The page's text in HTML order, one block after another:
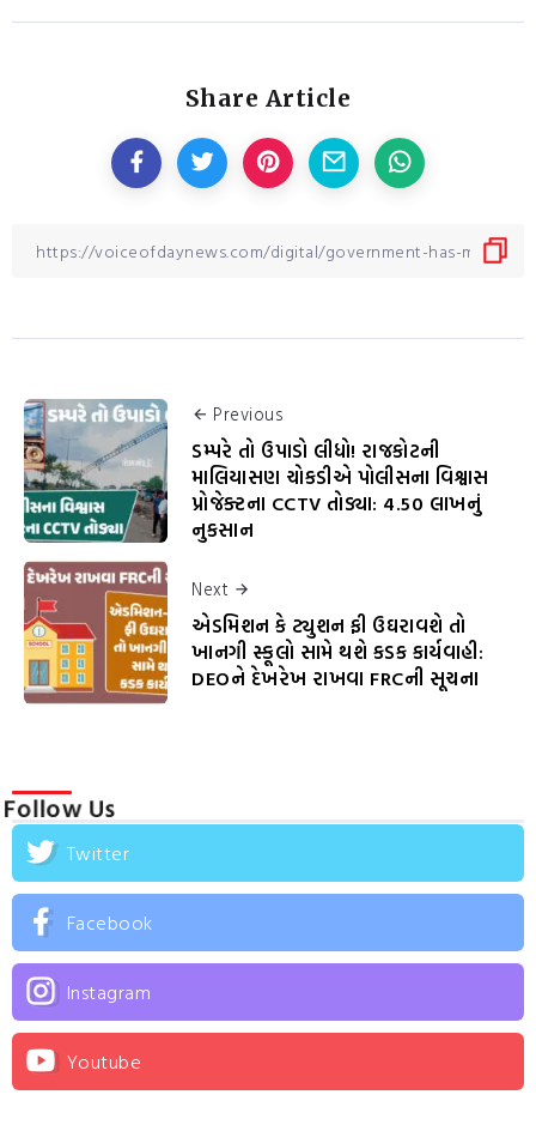
Share Article
Previous
ડમ્પરે તો ઉપાડો લીધો! રાજકોટની
માલિયાસણ ચોકડીએ પોલીસના વિશ્વાસ
પ્રોજેક્ટના CCTV તોડ્યા: 4.50 લાખનું
નુકસાન
Next
એડમિશન કે ટ્યુશન ફી ઉઘરાવશે તો
ખાનગી સ્કૂલો સામે થશે કડક કાર્યવાહી:
DEOને દેખરેખ રાખવા FRCની સૂચના
Follow Us
Twitter
Facebook
Instagram
Youtube